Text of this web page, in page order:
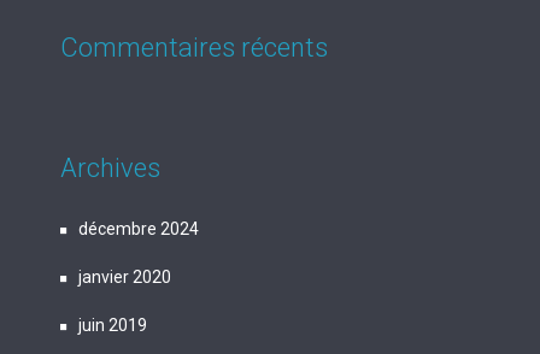
Commentaires récents
Archives
décembre 2024
janvier 2020
juin 2019